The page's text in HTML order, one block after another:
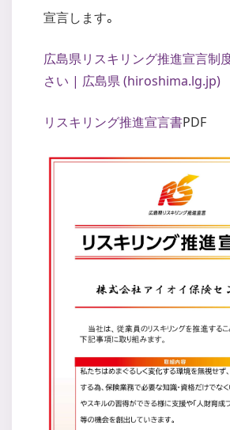
宣言します。
広島県リスキリング推進宣言制
さい | 広島県 (hiroshima.lg.jp)
リスキリング推進宣言書PDF